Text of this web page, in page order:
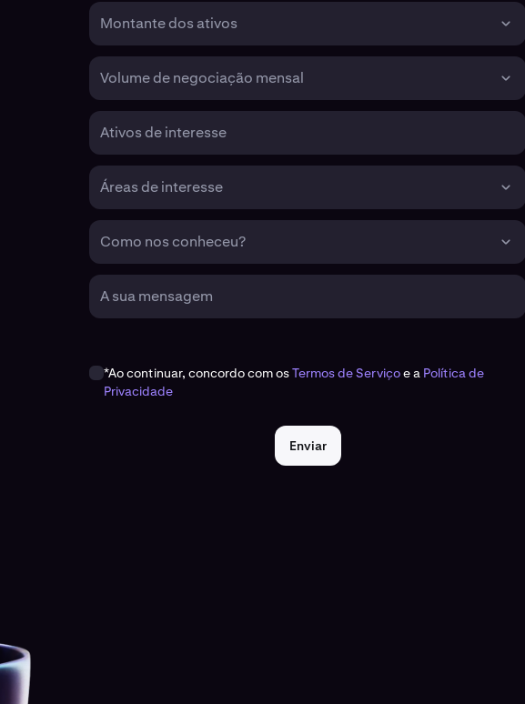
Montante dos ativos
Volume de negociação mensal
Ativos de interesse
Áreas de interesse
Como nos conheceu?
A sua mensagem
*Ao continuar, concordo com osTermos de Serviçoe a Política de
Privacidade
Enviar